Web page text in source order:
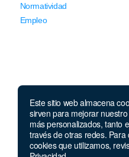
Este sitio web almacena
sirven para mejorar
más personalizados, tanto
través de otras redes.
cookies que utilizamos,
Normatividad
Empleo
Llámanos
Lunes a jueves de 7 a.m.
a 5:00 p.m. Viernes de
7 a.m. a 4 p.m. Sábados de 8